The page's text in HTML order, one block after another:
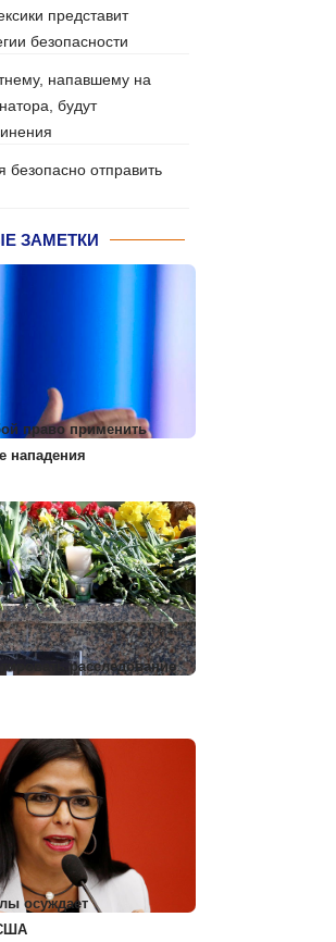
представит
безопасности
напавшему на
будут
безопасно отправить
ЗАМЕТКИ
право применить
нападения
расследование
осуждает